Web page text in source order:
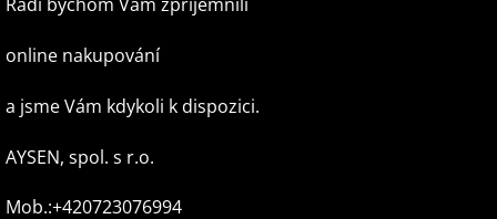
online nakupování
a jsme Vám kdykoli k dispozici.
AYSEN, spol. s r.o.
Mob.:+420723076994